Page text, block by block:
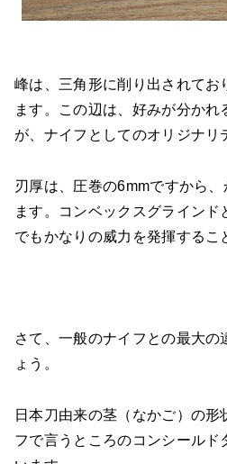
峰は、三角形に削り出されてお
ます。この辺は、好みが分かれ
が、ナイフとしてのオリジナリ
刃厚は、圧巻の6mmですから
ます。コンベックスグライン
でもかなりの威力を発揮するこ
さて、一般のナイフとの最大の
ょう。
日本刀由来の茎（なかご）の形
フで言うところのコンシールド